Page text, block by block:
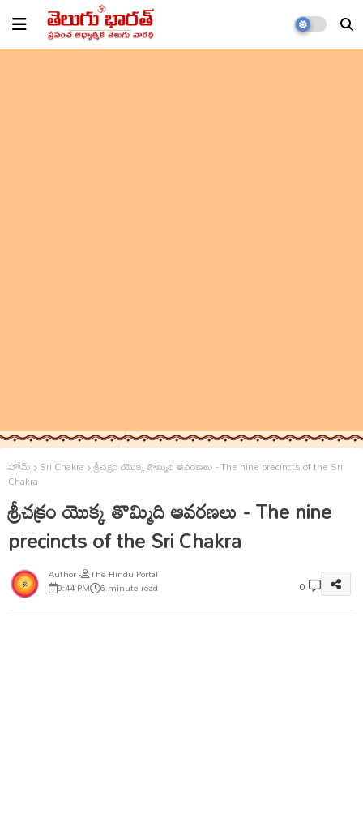
హోమ్ Sri Chakra శ్రీచక్రం యొక్క తొమ్మిది ఆవరణలు - The nine precincts of the Sri
Chakra
శ్రీచక్రం యొక్క తొమ్మిది ఆవరణలు - The nine
precincts of the Sri Chakra
The Hindu Portal
9:44 PM 6 minute read 0